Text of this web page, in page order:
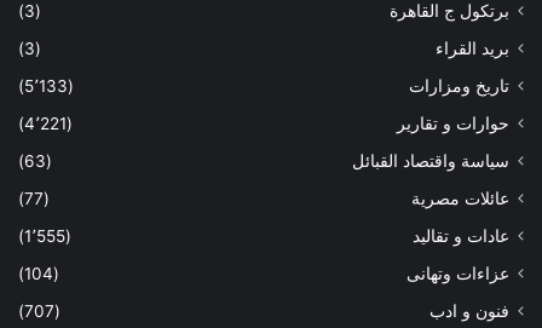
برتكول ج القاهرة
(3)
بريد القراء
(3)
تاريخ ومزارات
(5٬133)
حوارات و تقارير
(4٬221)
سياسة واقتصاد القبائل
(63)
عائلات مصرية
(77)
عادات و تقاليد
(1٬555)
عزاءات وتهانى
(104)
فنون و ادب
(707)